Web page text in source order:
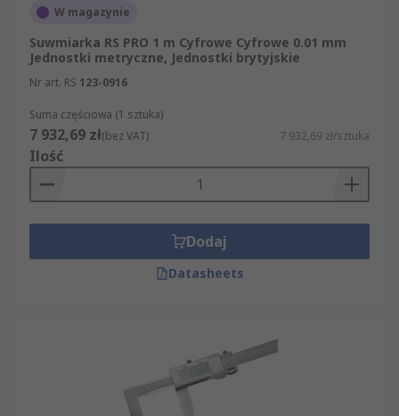
W magazynie
Suwmiarka RS PRO 1 m Cyfrowe Cyfrowe 0.01 mm
Jednostki metryczne, Jednostki brytyjskie
Nr art. RS 123-0916
Suma częściowa (1 sztuka)
7 932,69 zł(bez VAT) 7 932,69 zł/sztuka
Ilość
Dodaj
Datasheets